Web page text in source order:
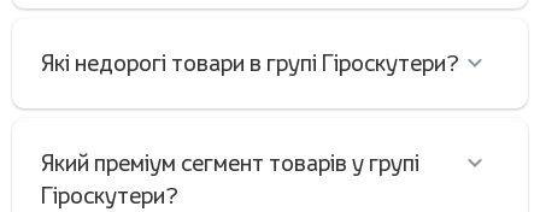
Які недорогі товари в групі Гіроскутери?
Який преміум сегмент товарів у групі
Гіроскутери?